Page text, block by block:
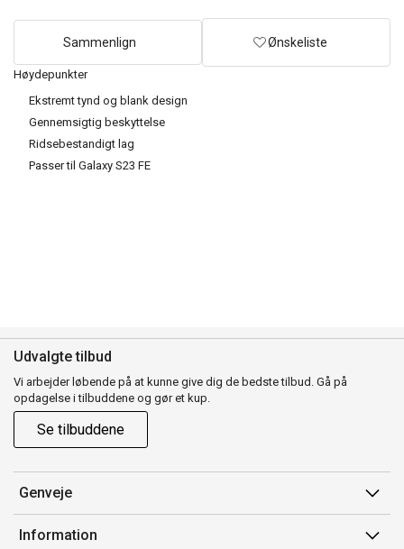
Høydepunkter
Ekstremt tynd og blank design
Gennemsigtig beskyttelse
Ridsebestandigt lag
Passer til Galaxy S23 FE
Sammenlign Ønskeliste
Udvalgte tilbud
Vi arbejder løbende på at kunne give dig de bedste tilbud. Gå på
opdagelse i tilbuddene og gør et kup.
Se tilbuddene
Genveje
Min side
Information